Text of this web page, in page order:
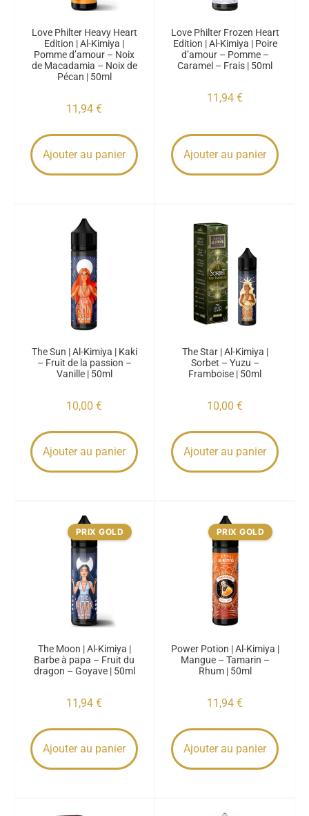
Love Philter Heavy Heart
Edition | Al-Kimiya |
Pomme d’amour – Noix
de Macadamia – Noix de
Pécan | 50ml
11,94 €
Ajouter au panier
Love Philter Frozen Heart
Edition | Al-Kimiya | Poire
d’amour – Pomme –
Caramel – Frais | 50ml
11,94 €
Ajouter au panier
The Sun | Al-Kimiya | Kaki
– Fruit de la passion –
Vanille | 50ml
10,00 €
Ajouter au panier
The Star | Al-Kimiya |
Sorbet – Yuzu –
Framboise | 50ml
10,00 €
Ajouter au panier
PRIX GOLD
The Moon | Al-Kimiya |
Barbe à papa – Fruit du
dragon – Goyave | 50ml
11,94 €
Ajouter au panier
PRIX GOLD
Power Potion | Al-Kimiya |
Mangue – Tamarin –
Rhum | 50ml
11,94 €
Ajouter au panier